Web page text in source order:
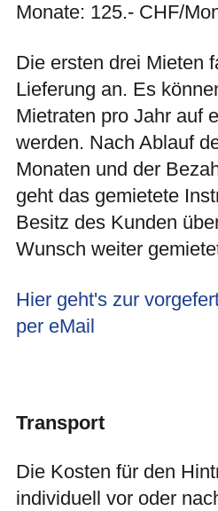
Monate: 125.- CHF/
Die ersten drei Mieten
Lieferung an. Es
Mietraten pro Jahr auf
werden. Nach Ablauf
Monaten und der
geht das gemietete
Besitz des Kunden
Wunsch weiter
Hier geht's zur
per eMail
Transport
Die Kosten für den
individuell vor oder